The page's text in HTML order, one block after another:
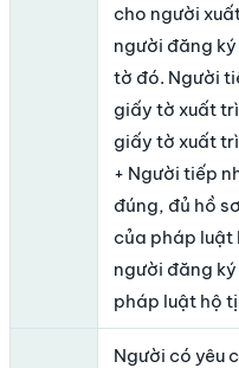
cho người
người đăng
tờ đó. Người
giấy tờ xuất
giấy tờ xuất
+ Người tiếp
đúng, đủ hồ
của pháp luật
người đăng
pháp luật hộ
Người có yêu